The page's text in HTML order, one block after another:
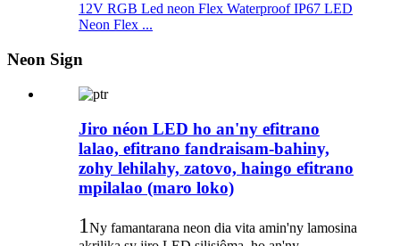
12V RGB Led neon Flex Waterproof IP67 LED
Neon Flex ...
Neon Sign
Jiro néon LED ho an'ny efitrano
lalao, efitrano fandraisam-bahiny,
zohy lehilahy, zatovo, haingo efitrano
mpilalao (maro loko)
1Ny famantarana neon dia vita amin'ny lamosina